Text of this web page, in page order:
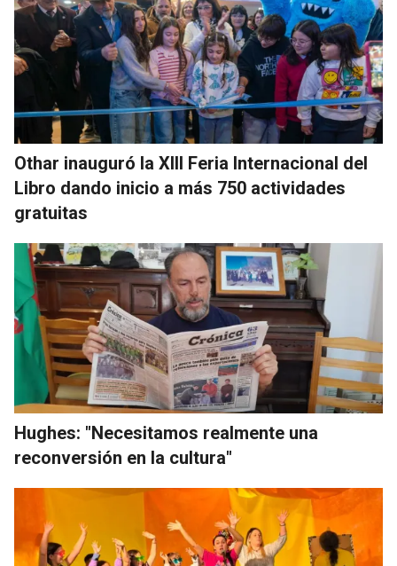
Othar inauguró la XIII Feria Internacional del
Libro dando inicio a más 750 actividades
gratuitas
Hughes: "Necesitamos realmente una
reconversión en la cultura"